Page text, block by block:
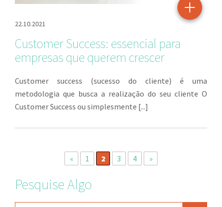
22.10.2021
Customer Success: essencial para
empresas que querem crescer
Customer success (sucesso do cliente) é uma
metodologia que busca a realização do seu cliente O
Customer Success ou simplesmente [...]
« 1 2 3 4 »
Pesquise Algo